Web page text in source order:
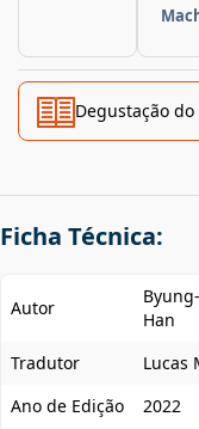
Degustação
Ficha Técnica:
Autor
Han
Tradutor
Lucas
Ano de Edição
2022